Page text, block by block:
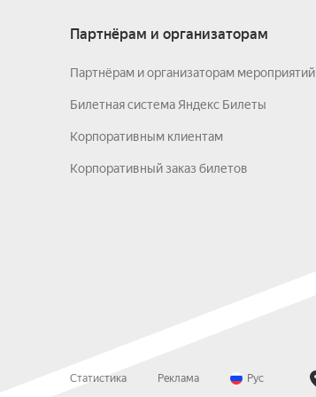
Партнёрам и организаторам
Партнёрам и организаторам мероприятий
Билетная система Яндекс Билеты
Корпоративным клиентам
Корпоративный заказ билетов
Статистика Реклама Рус